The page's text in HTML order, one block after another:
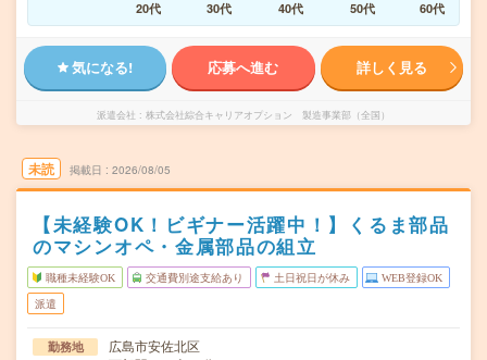
20代
30代 40代 50代 60代
気になる! 応募へ進む 詳しく見る
派遣会社 株式会社綜合キャリアオプション 製造事業部（全国）
未読 掲載日 2026/08/05
【未経験OK！ビギナー活躍中！】くるま部品
のマシンオペ・金属部品の組立
職種未経験OK 交通費別途支給あり 土日祝日が休み WEB登録OK
派遣
勤務地
広島市安佐北区